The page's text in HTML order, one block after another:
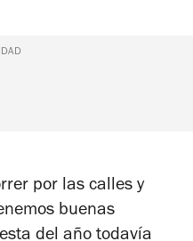
por las calles y
buenas
del año todavía